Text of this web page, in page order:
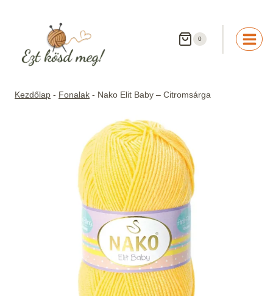
0
Kezdőlap - Fonalak - Nako Elit Baby – Citromsárga